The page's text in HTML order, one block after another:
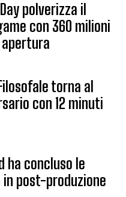
polverizza il
con 360 milioni
torna al
con 12 minuti
ha concluso le
post-produzione